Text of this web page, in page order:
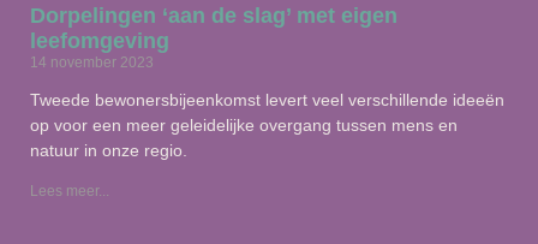
Dorpelingen ‘aan de slag’ met eigen
leefomgeving
14 november 2023
Tweede bewonersbijeenkomst levert veel verschillende ideeën
op voor een meer geleidelijke overgang tussen mens en
natuur in onze regio.
Lees meer...